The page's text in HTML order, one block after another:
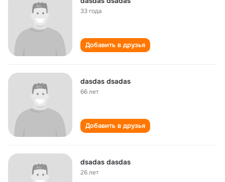
33 года
Добавить в друзья
dasdas dsadas
66 лет
Добавить в друзья
dsadas dasdas
26 лет